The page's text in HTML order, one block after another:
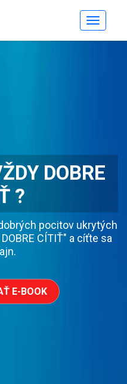
DOBRE
?
pocitov ukrytých
CÍTIŤ" a cíťte sa
E-BOOK
Toggle